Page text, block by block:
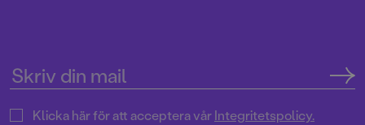
Klicka här för att acceptera vårIntegritetspolicy.